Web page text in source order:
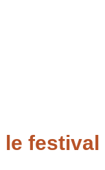
festival